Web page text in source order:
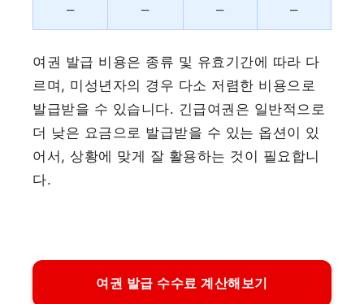
– – – –
여권 발급 비용은 종류 및 유효기간에 따라 다
르며, 미성년자의 경우 다소 저렴한 비용으로
발급받을 수 있습니다. 긴급여권은 일반적으로
더 낮은 요금으로 발급받을 수 있는 옵션이 있
어서, 상황에 맞게 잘 활용하는 것이 필요합니
다.
여권 발급 수수료 계산해보기